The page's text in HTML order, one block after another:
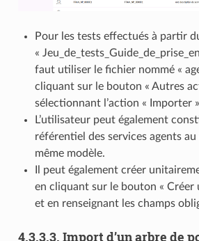
Pour les tests effectués à partir
«
faut utiliser le fichier nommé «
cliquant sur le bouton « Autres
sélectionnant l’action « Importer
L’utilisateur peut également
référentiel des services agents
même modèle.
Il peut également créer
en cliquant sur le bouton « Créer
et en renseignant les champs
4.3.3.3. Import d’un arbre de